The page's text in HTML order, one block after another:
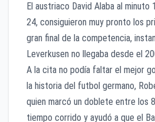
El austriaco David Alaba al minuto
24, consiguieron muy pronto los
gran final de la competencia,
Leverkusen no llegaba desde el
A la cita no podía faltar el mejor
la historia del futbol germano,
quien marcó un doblete entre los
tiempo corrido y ayudó a que el